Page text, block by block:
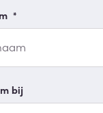
*
bij